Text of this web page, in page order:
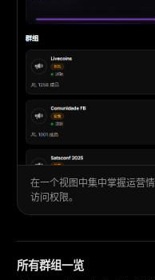
在一个视图中集中掌握运营
访问权限。
所有群组一览